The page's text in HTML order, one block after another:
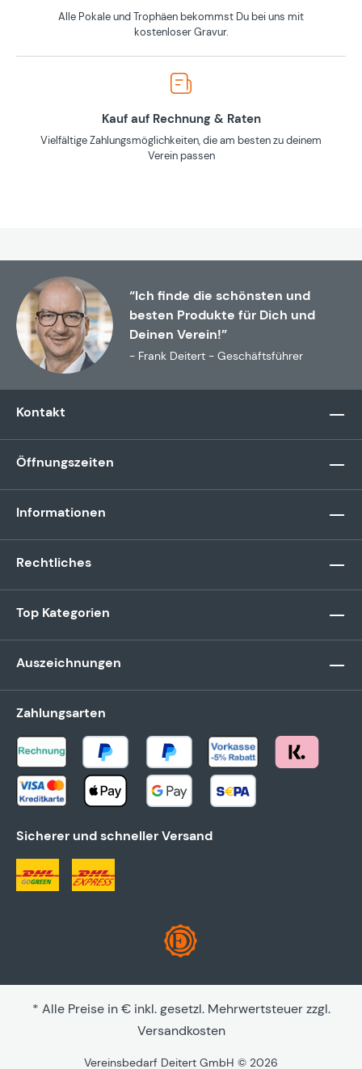
Alle Pokale und Trophäen bekommst Du bei uns mit
kostenloser Gravur.
Kauf auf Rechnung & Raten
Vielfältige Zahlungsmöglichkeiten, die am besten zu deinem
Verein passen
“Ich finde die schönsten und
besten Produkte für Dich und
Deinen Verein!”
- Frank Deitert - Geschäftsführer
Kontakt
Öffnungszeiten
Informationen
Rechtliches
Top Kategorien
Auszeichnungen
Zahlungsarten
Sicherer und schneller Versand
* Alle Preise in € inkl. gesetzl. Mehrwertsteuer zzgl.
Versandkosten
Vereinsbedarf Deitert GmbH © 2026